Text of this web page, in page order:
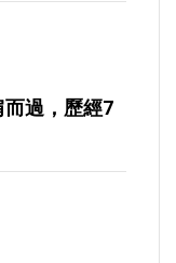
過，歷經7